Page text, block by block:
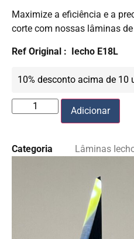
Maximize a eficiência e a
corte com nossas lâminas
Ref Original : Iecho E18L
10% desconto acima de 10
Adicionar
Categoria Lâminas